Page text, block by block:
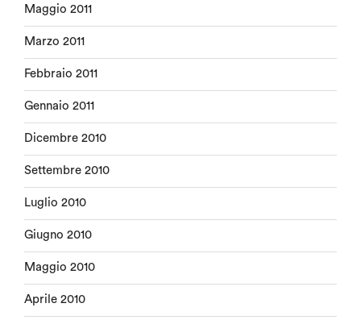
Maggio 2011
Marzo 2011
Febbraio 2011
Gennaio 2011
Dicembre 2010
Settembre 2010
Luglio 2010
Giugno 2010
Maggio 2010
Aprile 2010